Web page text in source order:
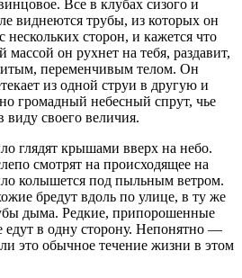
Все в клубах сизого и
виднеются трубы, из которых он
нескольких сторон, и кажется что
он рухнет на тебя, раздавит,
переменчивым телом. Он
из одной струи в другую и
громадный небесный спрут, чье
виду своего величия.
глядят крышами вверх на небо.
смотрят на происходящее на
колышется под пыльным ветром.
бредут вдоль по улице, в ту же
дыма. Редкие, припорошенные
в одну сторону. Непонятно —
это обычное течение жизни в этом